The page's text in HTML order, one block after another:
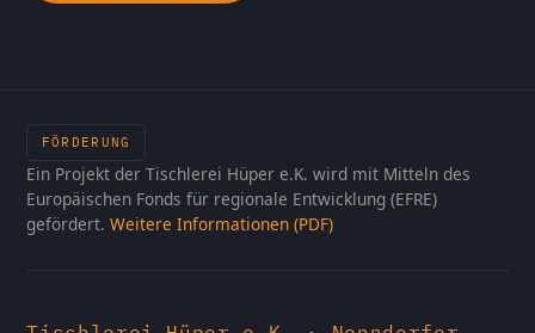
FÖRDERUNG
Ein Projekt der Tischlerei Hüper e.K. wird mit Mitteln des
Europäischen Fonds für regionale Entwicklung (EFRE)
gefördert.Weitere Informationen (PDF)